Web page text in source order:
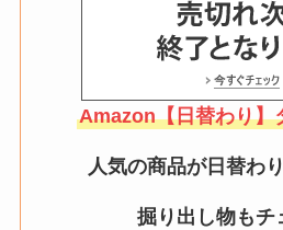
Amazon【日替わり】
人気の商品が日替わ
掘り出し物もチ